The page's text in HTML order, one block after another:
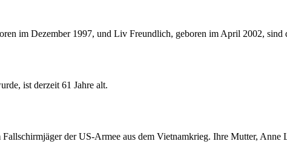
im Dezember 1997, und Liv Freundlich, geboren im April 2002, sind
ist derzeit 61 Jahre alt.
der US-Armee aus dem Vietnamkrieg. Ihre Mutter, Anne